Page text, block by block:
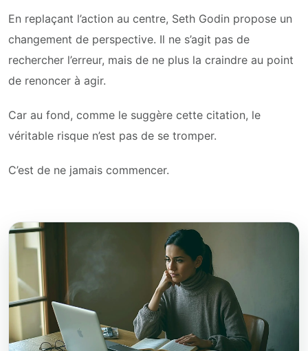
En replaçant l’action au centre, Seth Godin propose un
changement de perspective. Il ne s’agit pas de
rechercher l’erreur, mais de ne plus la craindre au point
de renoncer à agir.
Car au fond, comme le suggère cette citation, le
véritable risque n’est pas de se tromper.
C’est de ne jamais commencer.